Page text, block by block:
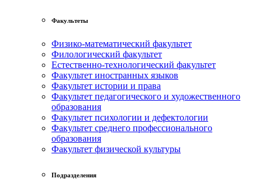
Факультеты
Физико-математический факультет
Филологический факультет
Естественно-технологический факультет
Факультет иностранных языков
Факультет истории и права
Факультет педагогического и художественного
образования
Факультет психологии и дефектологии
Факультет среднего профессионального
образования
Факультет физической культуры
Подразделения